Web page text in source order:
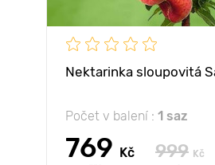
Nektarinka sloupovitá
Počet v balení : 1 saz
769 Kč 999 Kč